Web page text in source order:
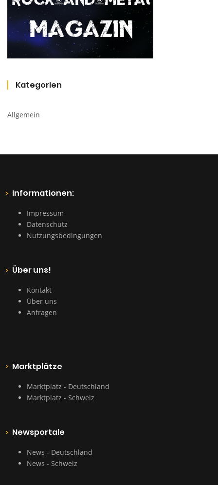
Kategorien
Allgemein
Informationen:
Impressum
Datenschutz
Nutzungsbedingungen
Über uns!
Kontakt
Über uns
Anfragen
Marktplätze
Marktplatz - Deutschland
Marktplatz - Schweiz
Newsportale
News - Deutschland
News - Schweiz